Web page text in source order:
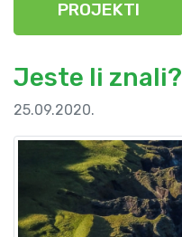
PROJEKTI
Jeste li znali?
25.09.2020.